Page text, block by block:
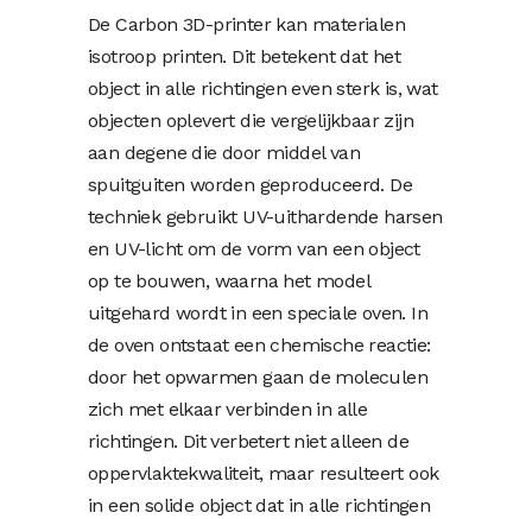
De Carbon 3D-printer kan materialen
isotroop printen. Dit betekent dat het
object in alle richtingen even sterk is, wat
objecten oplevert die vergelijkbaar zijn
aan degene die door middel van
spuitguiten worden geproduceerd. De
techniek gebruikt UV-uithardende harsen
en UV-licht om de vorm van een object
op te bouwen, waarna het model
uitgehard wordt in een speciale oven. In
de oven ontstaat een chemische reactie:
door het opwarmen gaan de moleculen
zich met elkaar verbinden in alle
richtingen. Dit verbetert niet alleen de
oppervlaktekwaliteit, maar resulteert ook
in een solide object dat in alle richtingen